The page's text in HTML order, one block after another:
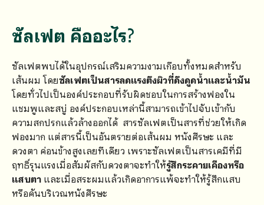
ซัลเฟต คืออะไร?
ซัลเฟตพบได้ในอุปกรณ์เสริมความงามเกือบทั้งหมดสำหรับ
เส้นผม โดยซัลเฟตเป็นสารลดแรงตึงผิวที่ดึงดูดน้ำและน้ำมัน
โดยทั่วไปเป็นองค์ประกอบที่รับผิดชอบในการสร้างฟองใน
แชมพูและสบู่ องค์ประกอบเหล่านี้สามารถเข้าไปจับเข้ากับ
ความสกปรกแล้วล้างออกได้ สารซัลเฟตเป็นสารที่ช่วยให้เกิด
ฟองมาก แต่สารนี้เป็นอันตรายต่อเส้นผม หนังศีรษะ และ
ดวงตา ค่อนข้างสูงเลยทีเดียว เพราะซัลเฟตเป็นสารเคมีที่มี
ฤทธิ์รุนแรงเมื่อสัมผัสกับดวงตาจะทำให้รู้สึกระคายเคืองหรือ
แสบตา และเมื่อสระผมแล้วเกิดอาการแพ้จะทำให้รู้สึกแสบ
หรือคันบริเวณหนังศีรษะ